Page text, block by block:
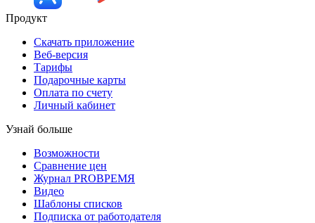
Продукт
Скачать приложение
Веб-версия
Тарифы
Подарочные карты
Оплата по счету
Личный кабинет
Узнай больше
Возможности
Сравнение цен
Журнал PROВРЕМЯ
Видео
Шаблоны списков
Подписка от работодателя